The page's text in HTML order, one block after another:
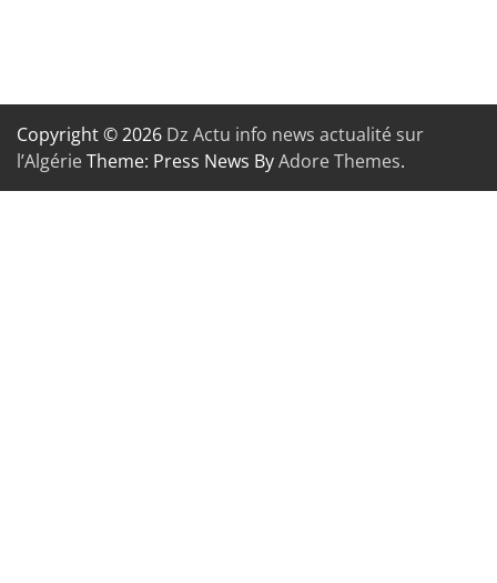
Copyright © 2026 Dz Actu info news actualité sur
l’AlgérieTheme: Press News ByAdore Themes.